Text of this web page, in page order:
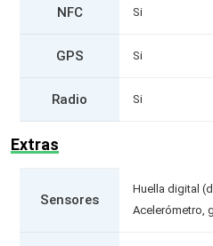
NFC Si
GPS Si
Radio Si
Extras
Sensores
Huella digital
Acelerómetro,